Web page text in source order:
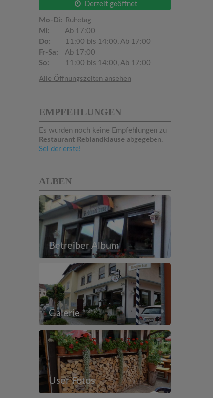
Derzeit geöffnet
Mo-Di:
Ruhetag
Mi:
Ab 17:00
Do:
11:00 bis 14:00, Ab 17:00
Fr-Sa:
Ab 17:00
So:
11:00 bis 14:00, Ab 17:00
Alle Öffnungszeiten ansehen
EMPFEHLUNGEN
Es wurden noch keine Empfehlungen zu
Restaurant Reblandklause abgegeben.
Sei der erste!
ALBEN
Betreiber Album
Galerie
User Fotos